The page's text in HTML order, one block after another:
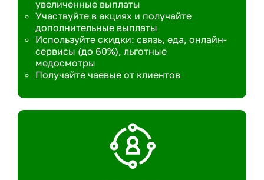
увеличенные выплаты
Участвуйте в акциях и получайте
дополнительные выплаты
Используйте скидки: связь, еда, онлайн-
сервисы (до 60%), льготные
медосмотры
Получайте чаевые от клиентов